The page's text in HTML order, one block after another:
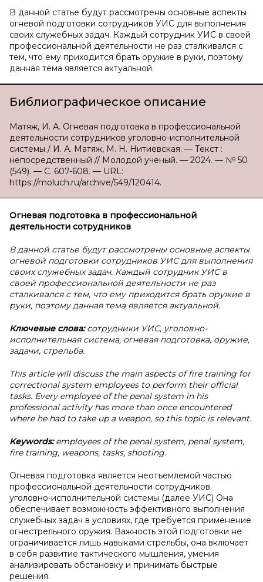
В данной статье будут рассмотрены основные аспекты
огневой подготовки сотрудников УИС для выполнения
своих служебных задач. Каждый сотрудник УИС в своей
профессиональной деятельности не раз сталкивался с
тем, что ему приходится брать оружие в руки, поэтому
данная тема является актуальной.
Библиографическое описание
Матяж, И. А. Огневая подготовка в профессиональной
деятельности сотрудников уголовно-исполнительной
системы / И. А. Матяж, М. Н. Нитиевская. — Текст :
непосредственный // Молодой ученый. — 2024. — № 50
(549). — С. 607-608. — URL:
https://moluch.ru/archive/549/120414.
Огневая подготовка в профессиональной
деятельности сотрудников
В данной статье будут рассмотрены основные аспекты
огневой подготовки сотрудников УИС для выполнения
своих служебных задач. Каждый сотрудник УИС в
своей профессиональной деятельности не раз
сталкивался с тем, что ему приходится брать оружие в
руки, поэтому данная тема является актуальной.
Ключевые слова:сотрудники УИС, уголовно-
исполнительная система, огневая подготовка, оружие,
задачи, стрельба.
This article will discuss the main aspects of fire training for
correctional system employees to perform their official
tasks. Every employee of the penal system in his
professional activity has more than once encountered
where he had to take up a weapon, so this topic is relevant.
Keywords:employees of the penal system, penal system,
fire training, weapons, tasks, shooting.
Огневая подготовка является неотъемлемой частью
профессиональной деятельности сотрудников
уголовно-исполнительной системы (далее УИС) Она
обеспечивает возможность эффективного выполнения
служебных задач в условиях, где требуется применение
огнестрельного оружия. Важность этой подготовки не
ограничивается лишь навыками стрельбы, она включает
в себя развитие тактического мышления, умения
анализировать обстановку и принимать быстрые
решения.